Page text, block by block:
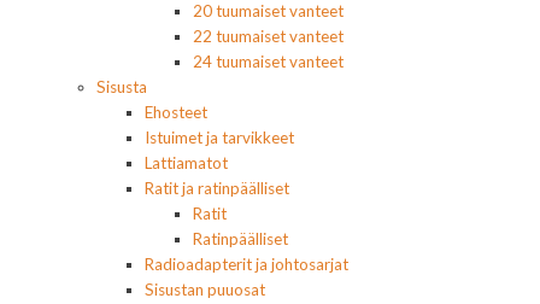
20 tuumaiset vanteet
22 tuumaiset vanteet
24 tuumaiset vanteet
Sisusta
Ehosteet
Istuimet ja tarvikkeet
Lattiamatot
Ratit ja ratinpäälliset
Ratit
Ratinpäälliset
Radioadapterit ja johtosarjat
Sisustan puuosat